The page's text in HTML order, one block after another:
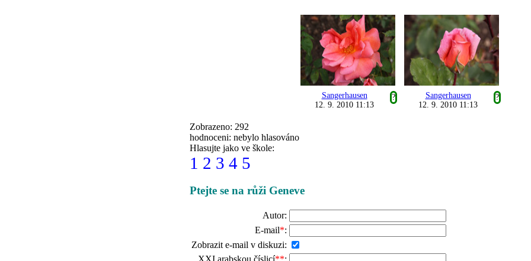
Sangerhausen
?
12. 9. 2010 11:13
Sangerhausen
?
12. 9. 2010 11:13
Zobrazeno: 292
hodnoceni: nebylo hlasováno
Hlasujte jako ve škole:
1 2 3 4 5
Ptejte se na růži Geneve
Autor:
E-mail*:
Zobrazit e-mail v diskuzi: